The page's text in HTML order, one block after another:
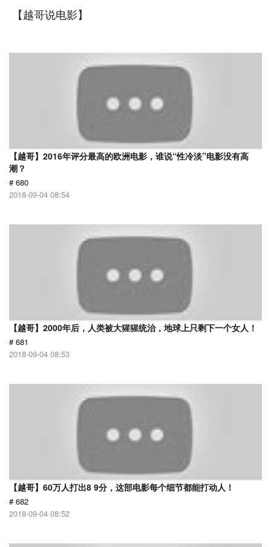
【越哥说电影】
【越哥】2016年评分最高的欧洲电影，谁说“性冷淡”电影没有高
潮？
# 680
2018-09-04 08:54
【越哥】2000年后，人类被大猩猩统治，地球上只剩下一个女人！
# 681
2018-09-04 08:53
【越哥】60万人打出8 9分，这部电影每个细节都能打动人！
# 682
2018-09-04 08:52